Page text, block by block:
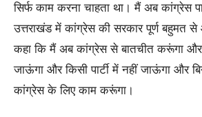
सिर्फ काम करना चाहता था। मैं अब कांग्रेस
उत्तराखंड में कांग्रेस की सरकार पूर्ण बहुमत
कहा कि मैं अब कांग्रेस से बातचीत करूंगा
जाऊंगा और किसी पार्टी में नहीं जाऊंगा और
कांग्रेस के लिए काम करूंगा।